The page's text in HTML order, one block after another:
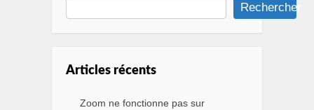
Rechercher
Articles récents
Zoom ne fonctionne pas sur